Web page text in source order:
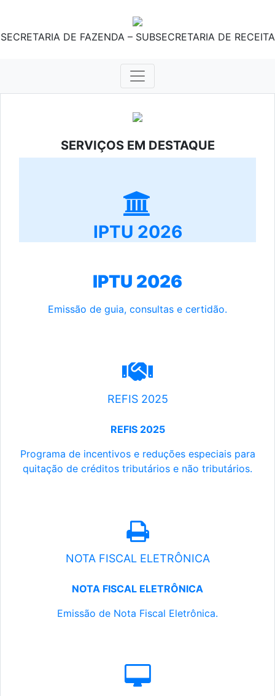
SECRETARIA DE FAZENDA – SUBSECRETARIA DE RECEITA
SERVIÇOS EM DESTAQUE
IPTU 2026
IPTU 2026
Emissão de guia, consultas e certidão.
REFIS 2025
REFIS 2025
Programa de incentivos e reduções especiais para
quitação de créditos tributários e não tributários.
NOTA FISCAL ELETRÔNICA
NOTA FISCAL ELETRÔNICA
Emissão de Nota Fiscal Eletrônica.